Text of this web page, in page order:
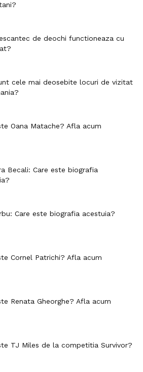
de deochi functioneaza cu
cele mai deosebite locuri de vizitat
Oana Matache? Afla acum
Becali: Care este biografia
Care este biografia acestuia?
Cornel Patrichi? Afla acum
Renata Gheorghe? Afla acum
TJ Miles de la competitia Survivor?